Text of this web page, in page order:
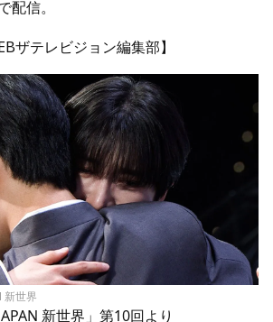
配信。
ザテレビジョン編集部】
新世界
新世界」第10回より